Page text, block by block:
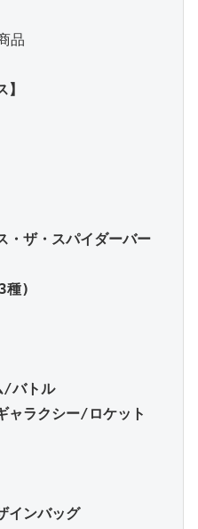
品
・ザ・スパイダーバー
種)
/バトル
ャラクシー/ロケット
インバッグ